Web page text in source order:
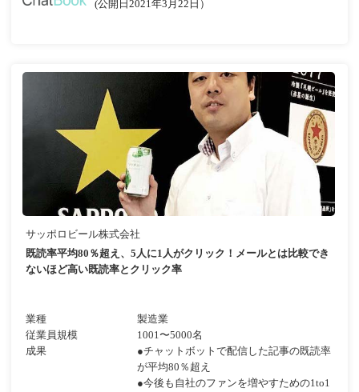
(公開日2021年3月22日）
サッポロビール株式会社
既読率平均80％超え、5人に1人がクリック！メールとは比較でき
ないほど高い既読率とクリック率
業種
製造業
従業員規模
1001〜5000名
成果
●チャットボットで配信した記事の既読率
が平均80％超え
●今後も自社のファンを増やすための1to1